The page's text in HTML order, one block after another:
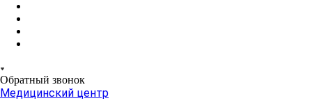
Обратный звонок
Медицинский центр